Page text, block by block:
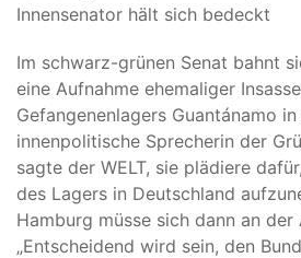
Innensenator hält sich bedeckt
Im schwarz-grünen Senat bahnt
eine Aufnahme ehemaliger
Gefangenenlagers Guantánamo
innenpolitische Sprecherin der
sagte der WELT, sie plädiere
des Lagers in Deutschland
Hamburg müsse sich dann an
„Entscheidend wird sein, den